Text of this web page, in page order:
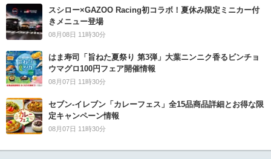
スシロー×GAZOO Racing初コラボ！夏休み限定ミニカー付
きメニュー登場
08月08日 11時30分
はま寿司「旨ねた夏祭り 第3弾」大葉ニンニク香るビンチョ
ウマグロ100円フェア開催情報
08月07日 11時30分
セブン‐イレブン「カレーフェス」全15品商品詳細とお得な限
定キャンペーン情報
08月07日 11時30分